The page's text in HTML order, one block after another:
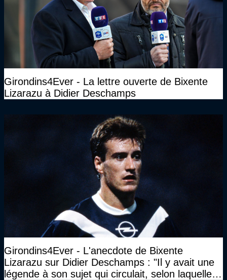
Girondins4Ever - La lettre ouverte de Bixente
Lizarazu à Didier Deschamps
Girondins4Ever - L'anecdote de Bixente
Lizarazu sur Didier Deschamps : "Il y avait une
légende à son sujet qui circulait, selon laquelle il